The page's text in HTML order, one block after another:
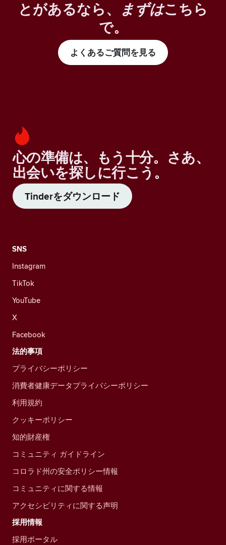
とがあるなら、
まずはこちら
で。
よくあるご質問を見る
心の準備は、もう十分。さあ、
出会いを探しに行こう。
Tinderをダウンロード
SNS
Instagram
TikTok
YouTube
X
Facebook
法的事項
プライバシーポリシー
消費者健康データプライバシーポリシー
利用規約
クッキーポリシー
知的財産権
コミュニティ ガイドライン
コロラド州の安全ポリシー情報
コミュニティに関する情報
アクセシビリティに関する声明
採用情報
採用ポータル